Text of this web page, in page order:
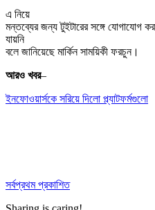
এ নিয়ে
মন্তব্যের জন্য টুইটারের সঙ্গে যোগাযোগ
যায়নি
বলে জানিয়েছে মার্কিন সাময়িকী ফরচুন।
আরও খবর–
ইনফোওয়ার্সকে সরিয়ে দিলো প্ল্যাটফর্মগুলো
সর্বপ্রথম প্রকাশিত